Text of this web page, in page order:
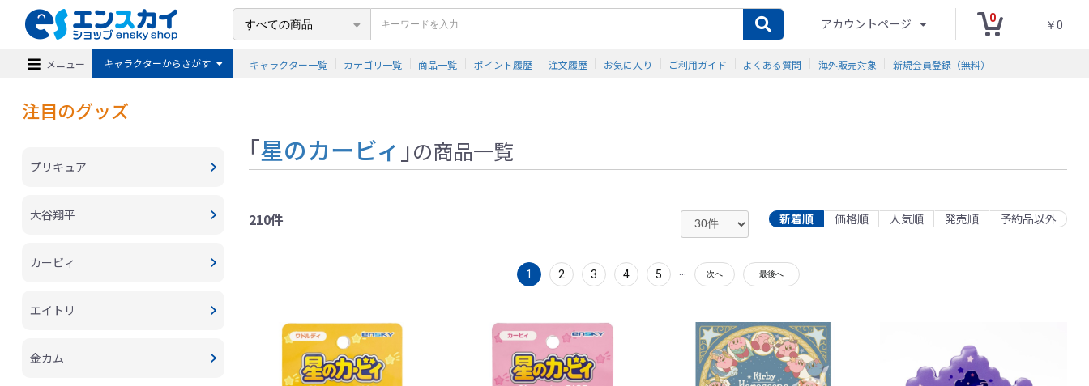
アカウントページ 0
￥0
メニュー キャラクターからさがす キャラクター一覧 カテゴリ一覧 商品一覧 ポイント履歴 注文履歴 お気に入り ご利用ガイド よくある質問 海外販売対象 新規会員登録（無料）
注目のグッズ
プリキュア
大谷翔平
カービィ
エイトリ
金カム
「星のカービィ 」の商品一覧
210件 新着順 価格順 人気順 発売順 予約品以外
1 2 3 4 5 ... 次へ 最後へ